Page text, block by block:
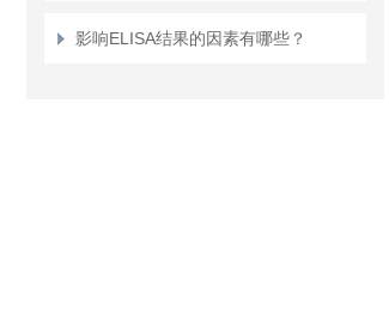
影响ELISA结果的因素有哪些？